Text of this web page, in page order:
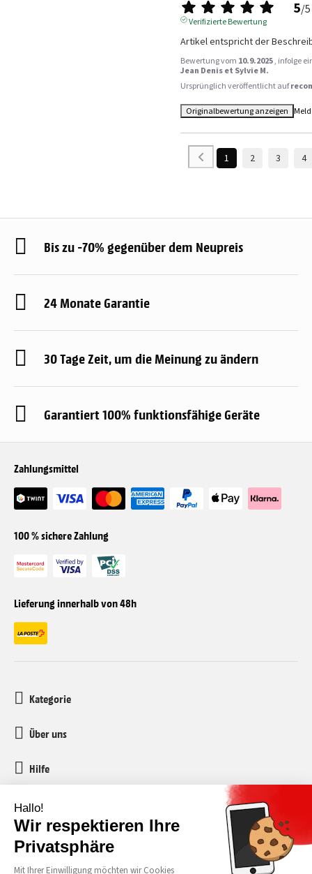
5/5
Verifizierte Bewertung
Artikel entspricht der
Bewertung vom 10.9.2025 , infolge
Jean Denis et Sylvie M.
Ursprünglich veröffentlicht auf
Originalbewertung anzeigen
1 2 3 4
Bis zu -70% gegenüber dem Neupreis
24 Monate Garantie
30 Tage Zeit, um die Meinung zu ändern
Garantiert 100% funktionsfähige Geräte
Zahlungsmittel
100 % sichere Zahlung
Lieferung innerhalb von 48h
Kategorie
Über uns
Hilfe
Kundenservice
media-markt-refurbished@recommerce.com
Montag-Freitag 08:00-17:00